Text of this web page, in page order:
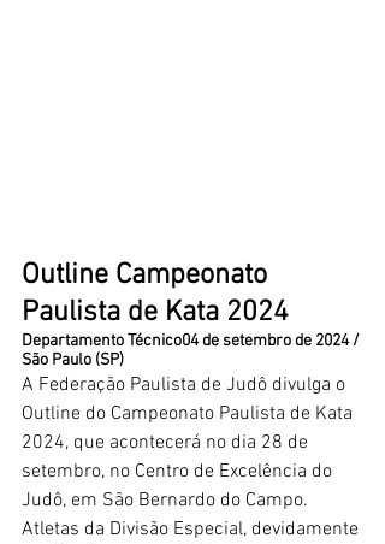
Outline Campeonato
Paulista de Kata 2024
Departamento Técnico04 de setembro de 2024 /
São Paulo (SP)
A Federação Paulista de Judô divulga o
Outline do Campeonato Paulista de Kata
2024, que acontecerá no dia 28 de
setembro, no Centro de Excelência do
Judô, em São Bernardo do Campo.
Atletas da Divisão Especial, devidamente